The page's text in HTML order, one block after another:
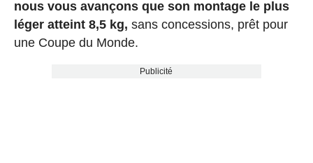
nous vous avançons que son montage le plus
léger atteint 8,5 kg, sans concessions, prêt pour
une Coupe du Monde.
Publicité